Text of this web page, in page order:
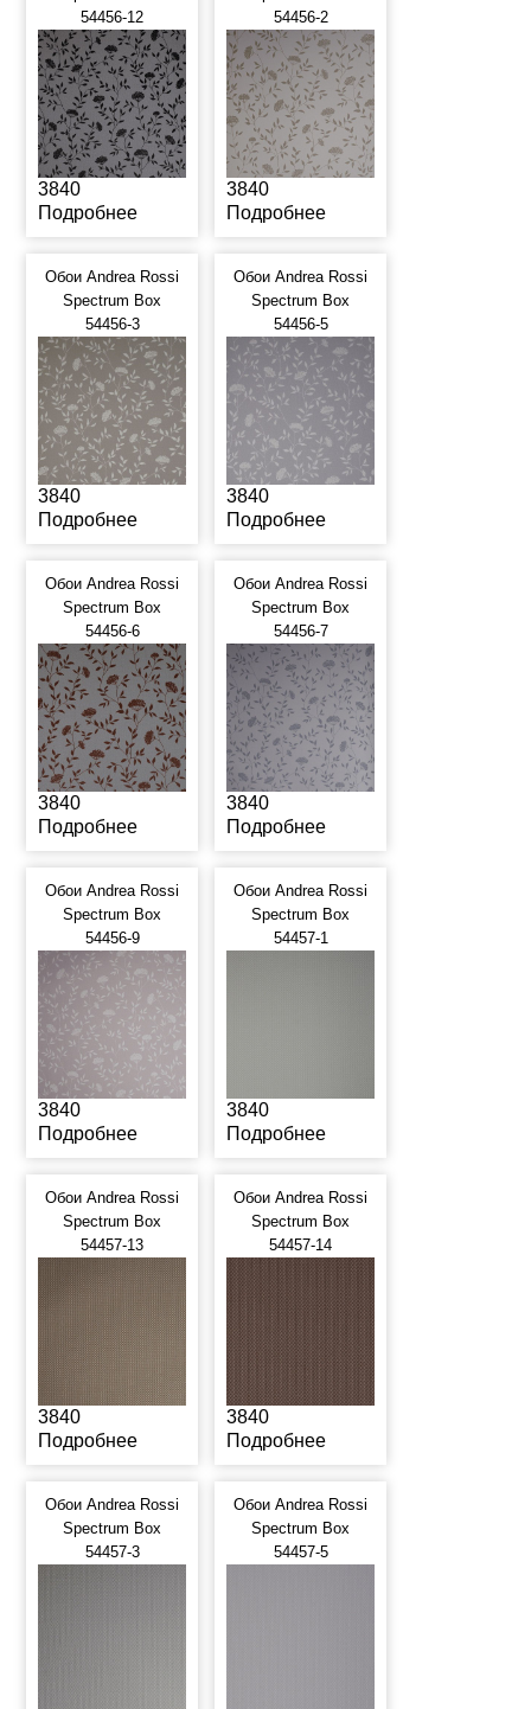
54456-12
3840
Подробнее
54456-2
3840
Подробнее
Обои Andrea Rossi
Spectrum Box
54456-3
3840
Подробнее
Обои Andrea Rossi
Spectrum Box
54456-5
3840
Подробнее
Обои Andrea Rossi
Spectrum Box
54456-6
3840
Подробнее
Обои Andrea Rossi
Spectrum Box
54456-7
3840
Подробнее
Обои Andrea Rossi
Spectrum Box
54456-9
3840
Подробнее
Обои Andrea Rossi
Spectrum Box
54457-1
3840
Подробнее
Обои Andrea Rossi
Spectrum Box
54457-13
3840
Подробнее
Обои Andrea Rossi
Spectrum Box
54457-14
3840
Подробнее
Обои Andrea Rossi
Spectrum Box
54457-3
Обои Andrea Rossi
Spectrum Box
54457-5